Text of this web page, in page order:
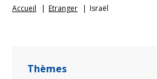
Accueil Etranger Israël
Thèmes